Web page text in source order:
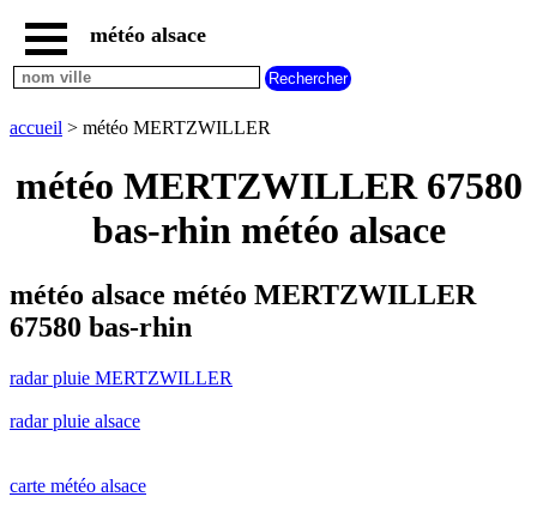
accueil
radar
MERTZWILLER
météo
alsace
carte
météo
météo
météo alsace
accueil > météo MERTZWILLER
météo MERTZWILLER 67580
bas-rhin météo alsace
météo alsace météo MERTZWILLER
67580 bas-rhin
radar pluie MERTZWILLER
radar pluie alsace
carte météo alsace